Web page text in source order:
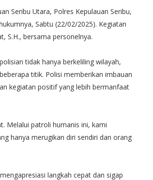
Seribu Utara, Polres Kepulauan Seribu,
Sabtu (22/02/2025). Kegiatan
S.H., bersama personelnya.
tidak hanya berkeliling wilayah,
titik. Polisi memberikan imbauan
kegiatan positif yang lebih bermanfaat
Melalui patroli humanis ini, kami
hanya merugikan diri sendiri dan orang
langkah cepat dan sigap